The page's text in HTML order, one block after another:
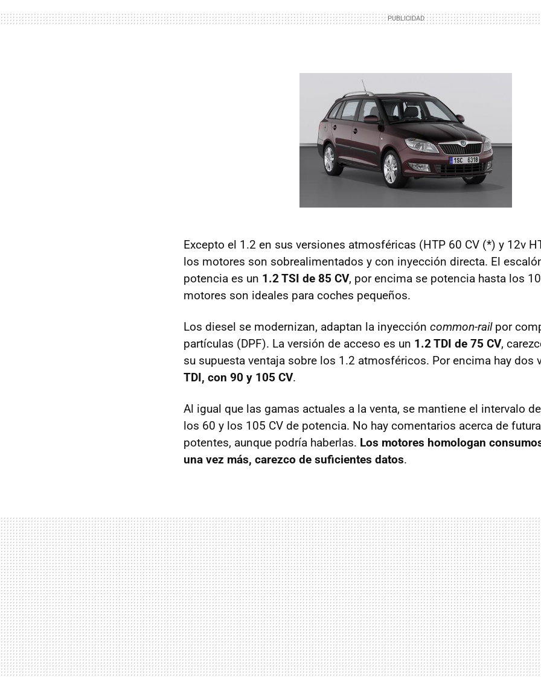
Excepto el 1.2 en sus versiones atmosféricas (HTP 60 CV (*) y 12v
los motores son sobrealimentados y con inyección directa. El
potencia es un 1.2TSI de 85 CV, por encima se potencia hasta los
motores son ideales para coches pequeños.
Los diesel se modernizan, adaptan la inyección common-railpor
partículas (DPF). La versión de acceso es un 1.2TDI de 75 CV,
su supuesta ventaja sobre los 1.2 atmosféricos. Por encima hay dos
TDI, con 90 y 105 CV.
Al igual que las gamas actuales a la venta, se mantiene el intervalo
los 60 y los 105 CV de potencia. No hay comentarios acerca de
potentes, aunque podría haberlas. Los motores homologan
una vez más, carezco de suficientes datos.